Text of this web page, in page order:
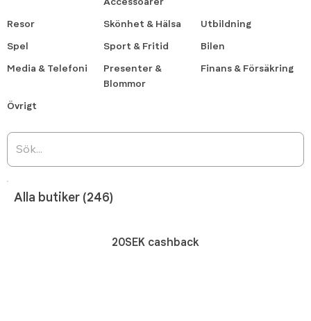
Resor Skönhet & Hälsa
Utbildning
Spel
Sport & Fritid
Bilen
Media & Telefoni
Presenter &
Blommor
Finans & Försäkring
Övrigt
Alla butiker (246)
20SEK cashback